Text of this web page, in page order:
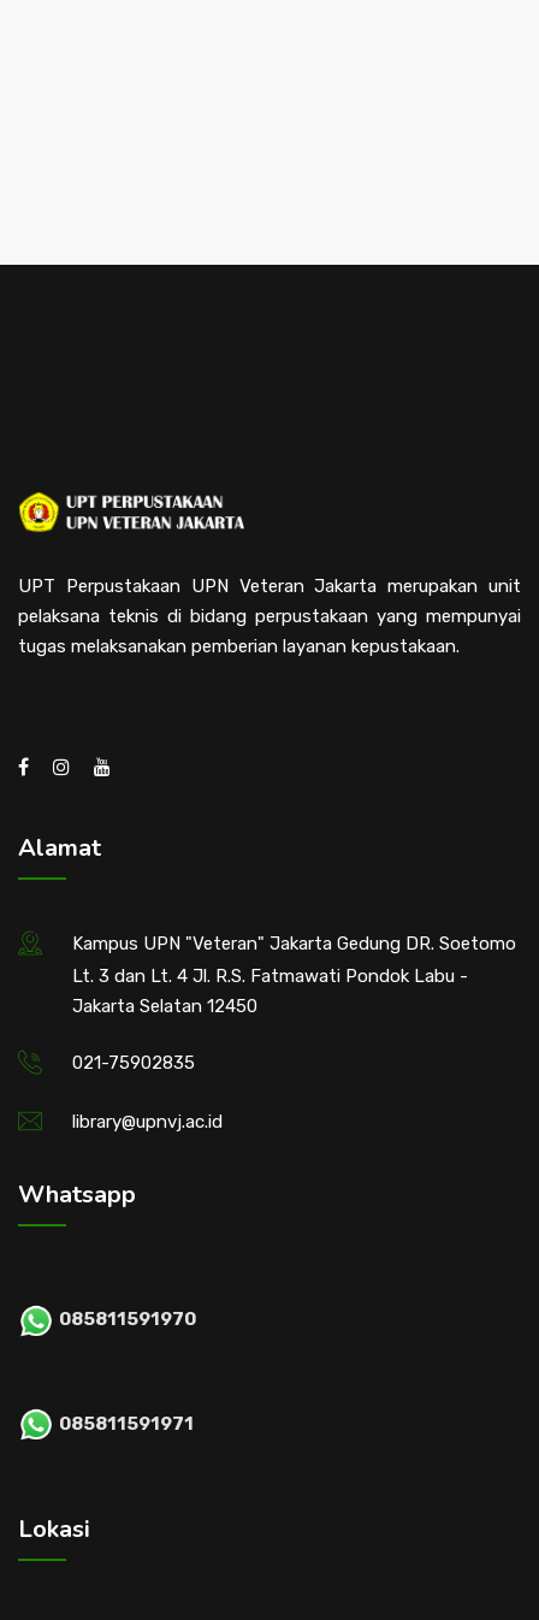
UPT Perpustakaan UPN Veteran Jakarta merupakan unit
pelaksana teknis di bidang perpustakaan yang mempunyai
tugas melaksanakan pemberian layanan kepustakaan.
Alamat
Kampus UPN "Veteran" Jakarta Gedung DR. Soetomo
Lt. 3 dan Lt. 4 Jl. R.S. Fatmawati Pondok Labu -
Jakarta Selatan 12450
021-75902835
library@upnvj.ac.id
Whatsapp
085811591970
085811591971
Lokasi